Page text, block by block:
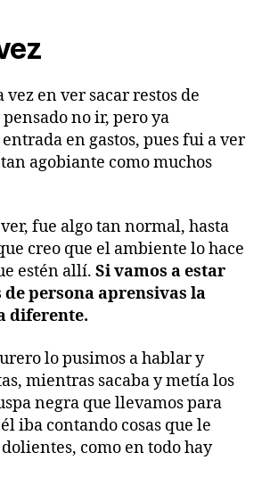
en ver sacar restos de
no ir, pero ya
en gastos, pues fui a ver
agobiante como muchos
fue algo tan normal, hasta
creo que el ambiente lo hace
estén allí. Si vamos a estar
persona aprensivas la
diferente.
lo pusimos a hablar y
mientras sacaba y metía los
negra que llevamos para
iba contando cosas que le
como en todo hay